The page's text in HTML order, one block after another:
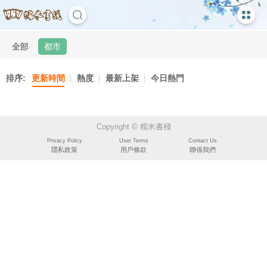
全部 都市
排序: 更新時間 熱度 最新上架 今日熱門
Copyright © 糯米書棧
Privacy Policy
隱私政策
User Terms
用戶條款
Contact Us
聯係我們